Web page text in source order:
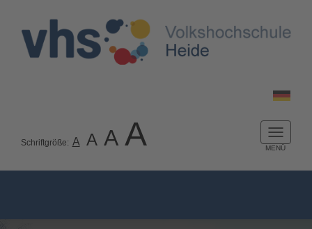
Schriftgröße: A A A A